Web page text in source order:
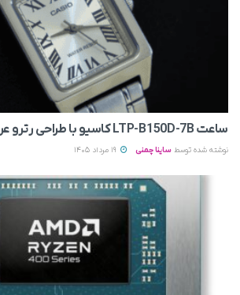
ساعت LTP-B150D-7B کاسیو با طراحی رترو عرضه شد
نوشته شده توسط ساینا چمنی